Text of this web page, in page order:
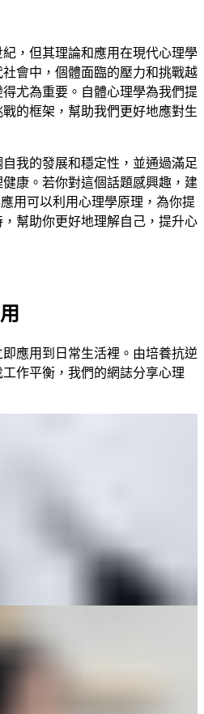
，但其理論和應用在現代心理學
會中，個體面臨的壓力和挑戰越
尤為重要。自體心理學為我們提
的框架，幫助我們更好地應對生
我的發展和穩定性，並通過滿足
康。若你對這個話題感興趣，建
應用可以利用心理學原理，為你提
幫助你更好地理解自己，提升心
應用到日常生活裡。由培養抗逆
作平衡，我們的網誌分享心理